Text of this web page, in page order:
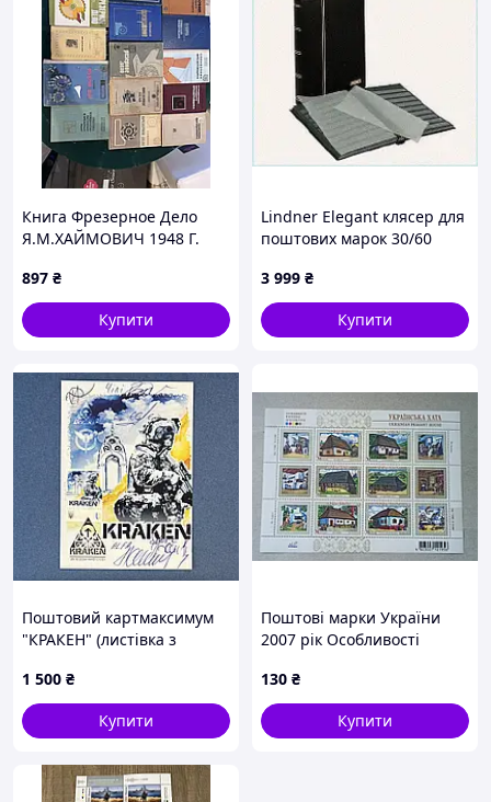
Книга Фрезерное Дело
Я.М.ХАЙМОВИЧ 1948 Г.
897 ₴
Купити
Lindner Elegant клясер для
поштових марок 30/60
3 999 ₴
Купити
Поштовий картмаксимум
"КРАКЕН" (листівка з
1 500 ₴
Купити
Поштові марки України
2007 рік Особливості
Українська хата
130 ₴
Купити